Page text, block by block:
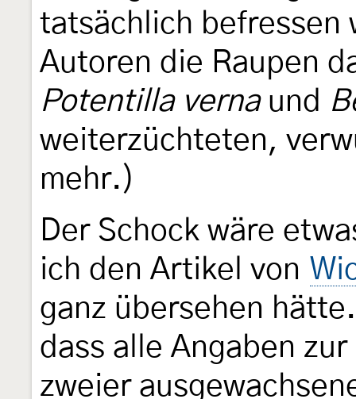
tatsächlich befressen
Autoren die Raupen
Potentilla vernaund
weiterzüchteten,
mehr.)
Der Schock wäre
ich den Artikel von
ganz übersehen
dass alle Angaben
zweier